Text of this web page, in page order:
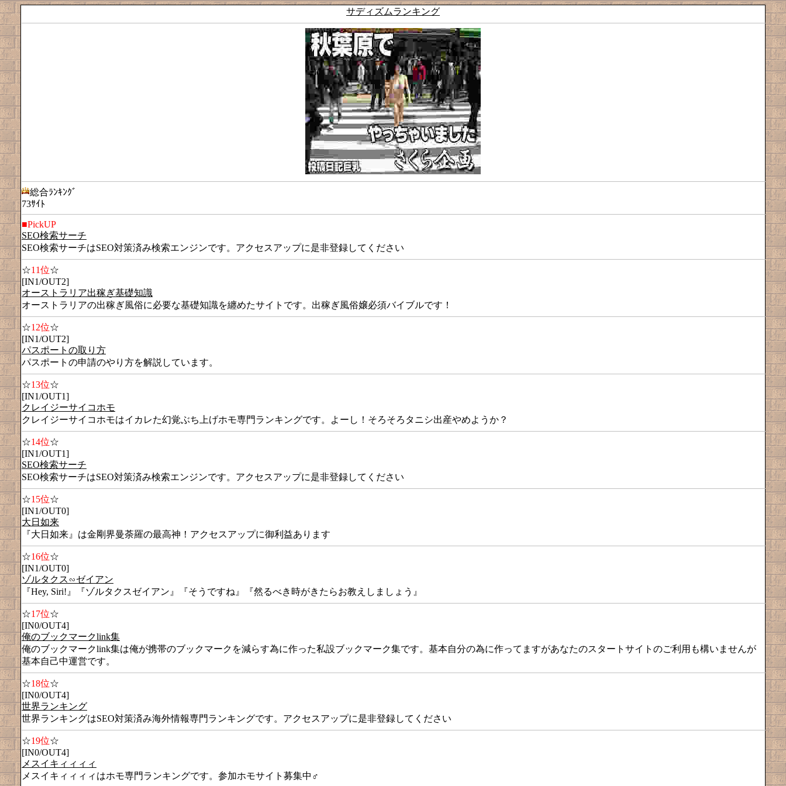
サディズムランキング
総合ﾗﾝｷﾝｸﾞ
73ｻｲﾄ
■PickUP
SEO検索サーチ
SEO検索サーチはSEO対策済み検索エンジンです。アクセスアップに是非登録してください
☆11位☆
[IN1/OUT2]
オーストラリア出稼ぎ基礎知識
オーストラリアの出稼ぎ風俗に必要な基礎知識を纏めたサイトです。出稼ぎ風俗嬢必須バイブルです！
☆12位☆
[IN1/OUT2]
パスポートの取り方
パスポートの申請のやり方を解説しています。
☆13位☆
[IN1/OUT1]
クレイジーサイコホモ
クレイジーサイコホモはイカレた幻覚ぶち上げホモ専門ランキングです。よーし！そろそろタニシ出産やめようか？
☆14位☆
[IN1/OUT1]
SEO検索サーチ
SEO検索サーチはSEO対策済み検索エンジンです。アクセスアップに是非登録してください
☆15位☆
[IN1/OUT0]
大日如来
『大日如来』は金剛界曼荼羅の最高神！アクセスアップに御利益あります
☆16位☆
[IN1/OUT0]
ゾルタクス∽ゼイアン
『Hey, Siri!』『ゾルタクスゼイアン』『そうですね』『然るべき時がきたらお教えしましょう』
☆17位☆
[IN0/OUT4]
俺のブックマークlink集
俺のブックマークlink集は俺が携帯のブックマークを減らす為に作った私設ブックマーク集です。基本自分の為に作ってますがあなたのスタートサイトのご利用も構いませんが
基本自己中運営です。
☆18位☆
[IN0/OUT4]
世界ランキング
世界ランキングはSEO対策済み海外情報専門ランキングです。アクセスアップに是非登録してください
☆19位☆
[IN0/OUT4]
メスイキィィィィ
メスイキィィィィはホモ専門ランキングです。参加ホモサイト募集中♂